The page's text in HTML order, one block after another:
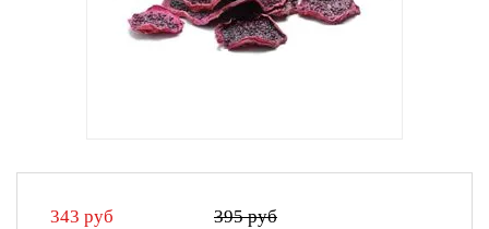
343 руб 395 руб